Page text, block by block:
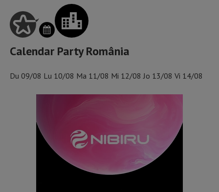
Calendar Party România
Du 09/08 Lu 10/08 Ma 11/08 Mi 12/08 Jo 13/08 Vi 14/08